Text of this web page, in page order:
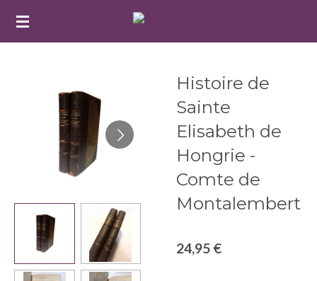
Passer
Histoire de
Sainte
Elisabeth de
Hongrie -
Comte de
Montalembert
24,95 €